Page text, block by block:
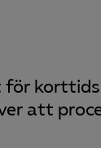
att